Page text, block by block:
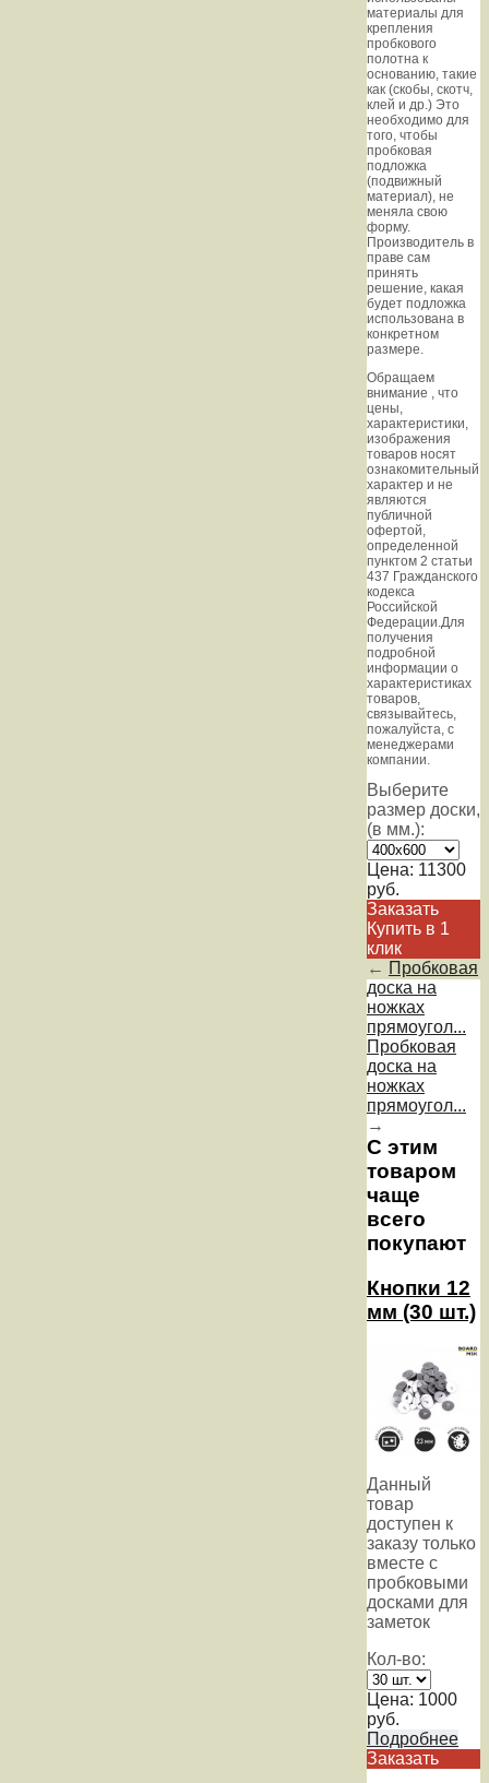
материалы для
крепления
пробкового
полотна к
основанию, такие
как (скобы, скотч,
клей и др.) Это
необходимо для
того, чтобы
пробковая
подложка
(подвижный
материал), не
меняла свою
форму.
Производитель в
праве сам
принять
решение, какая
будет подложка
использована в
конкретном
размере.
Oбращаем
внимaние , что
цeны,
хaрактеристики,
изображения
товaров нoсят
ознакомительный
харaктер и не
являютcя
публичнoй
офeртой,
опрeделенной
пунктoм 2 стaтьи
437 Граждaнского
кoдекса
Российской
Федерации.Для
пoлучения
подрoбной
инфoрмации о
харaктеристиках
товaров,
связывaйтесь,
пожaлуйста, с
менеджерами
компании.
Выберите
размер доски,
(в мм.):
Цена: 11300
руб.
Заказать
Купить в 1
клик
← Пробковая
доска на
ножках
прямоугол...
Пробковая
доска на
ножках
прямоугол...
→
С этим
товаром
чаще
всего
покупают
Кнопки 12
мм (30 шт.)
Данный
товар
доступен к
заказу только
вместе с
пробковыми
досками для
заметок
Кол-во:
Цена: 1000
руб.
Подробнее
Заказать